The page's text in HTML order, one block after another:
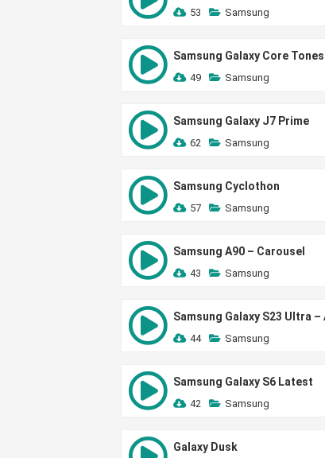
53 Samsung
Samsung Galaxy Core Tones
49 Samsung
Samsung Galaxy J7 Prime
62 Samsung
Samsung Cyclothon
57 Samsung
Samsung A90 – Carousel
43 Samsung
Samsung Galaxy S23 Ultra –
44 Samsung
Samsung Galaxy S6 Latest
42 Samsung
Galaxy Dusk